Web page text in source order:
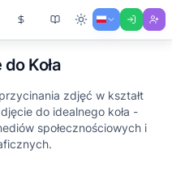
Koła
zdjęć w kształt
do idealnego koła -
społecznościowych i